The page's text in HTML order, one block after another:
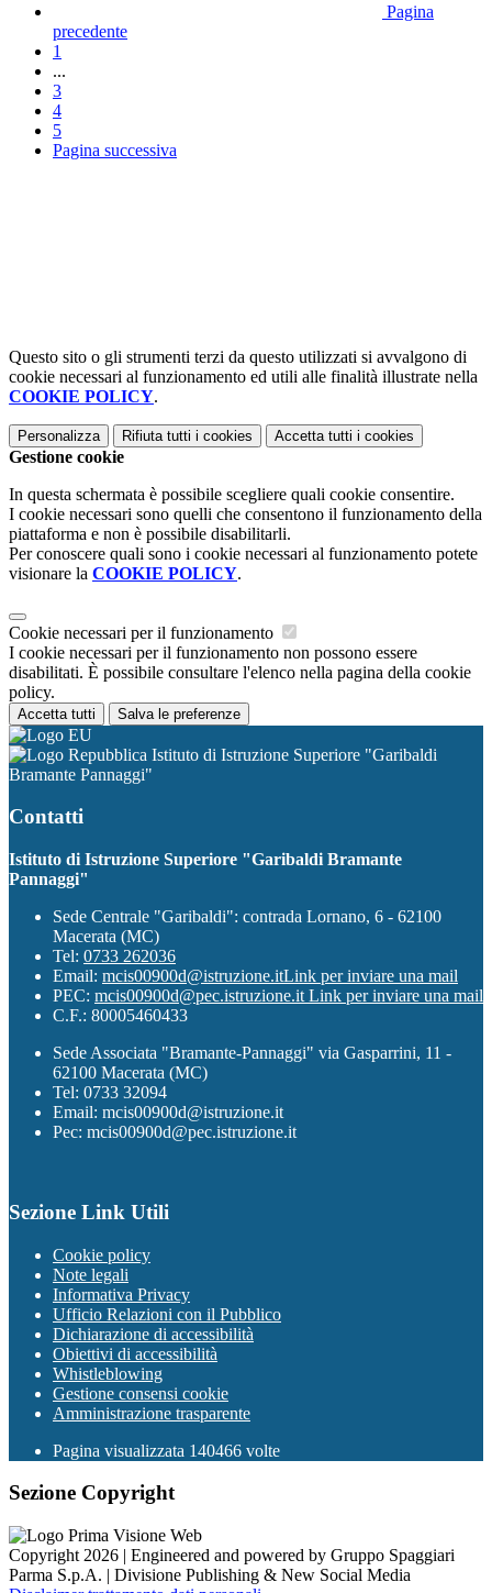
Pagina
precedente
1
...
3
4
5
Pagina successiva
Questo sito o gli strumenti terzi da questo utilizzati si avvalgono di
cookie necessari al funzionamento ed utili alle finalità illustrate nella
COOKIE POLICY.
Personalizza Rifiuta tutti i cookies Accetta tutti i cookies
Gestione cookie
In questa schermata è possibile scegliere quali cookie consentire.
I cookie necessari sono quelli che consentono il funzionamento della
piattaforma e non è possibile disabilitarli.
Per conoscere quali sono i cookie necessari al funzionamento potete
visionare la COOKIE POLICY.
Cookie necessari per il funzionamento
I cookie necessari per il funzionamento non possono essere
disabilitati. È possibile consultare l'elenco nella pagina della cookie
policy.
Accetta tutti Salva le preferenze
Istituto di Istruzione Superiore "Garibaldi
Bramante Pannaggi"
Contatti
Istituto di Istruzione Superiore "Garibaldi Bramante
Pannaggi"
Sede Centrale "Garibaldi": contrada Lornano, 6 - 62100
Macerata (MC)
Tel: 0733 262036
Email: mcis00900d@istruzione.itLink per inviare una mail
PEC: mcis00900d@pec.istruzione.it Link per inviare una mail
C.F.: 80005460433
Sede Associata "Bramante-Pannaggi" via Gasparrini, 11 -
62100 Macerata (MC)
Tel: 0733 32094
Email: mcis00900d@istruzione.it
Pec: mcis00900d@pec.istruzione.it
Sezione Link Utili
Cookie policy
Note legali
Informativa Privacy
Ufficio Relazioni con il Pubblico
Dichiarazione di accessibilità
Obiettivi di accessibilità
Whistleblowing
Gestione consensi cookie
Amministrazione trasparente
Pagina visualizzata 140466 volte
Sezione Copyright
Copyright 2026 | Engineered and powered by Gruppo Spaggiari
Parma S.p.A. | Divisione Publishing & New Social Media